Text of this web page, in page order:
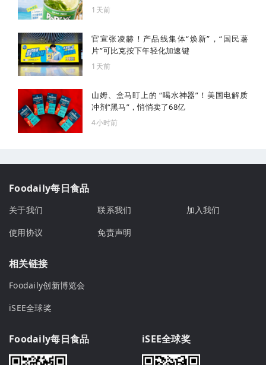
1天前
官宣张凌赫！产品线集体“焕新”，“国民薯
片”可比克按下年轻化加速键
1天前
山姆、盒马盯上的 “喝水神器”！美国电解质
冲剂“黑马”，悄悄卖了68亿
4小时前
Foodaily每日食品
关于我们 联系我们
加入我们
使用协议
免责声明
相关链接
Foodaily创新博览会
iSEE全球奖
Foodaily每日食品 iSEE全球奖